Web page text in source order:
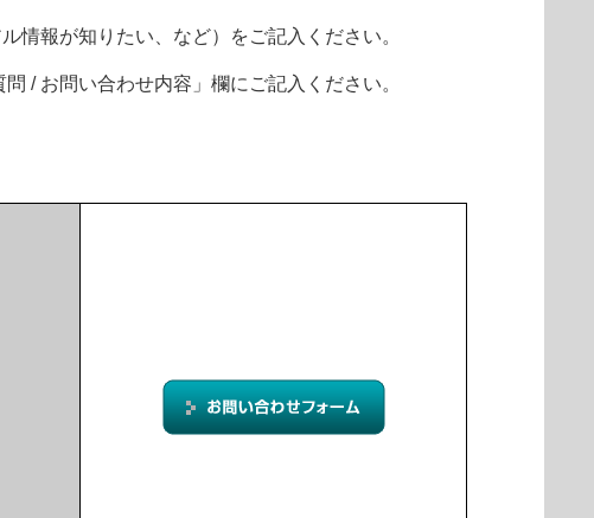
情報が知りたい、など）をご記入ください。
/ お問い合わせ内容」欄にご記入ください。